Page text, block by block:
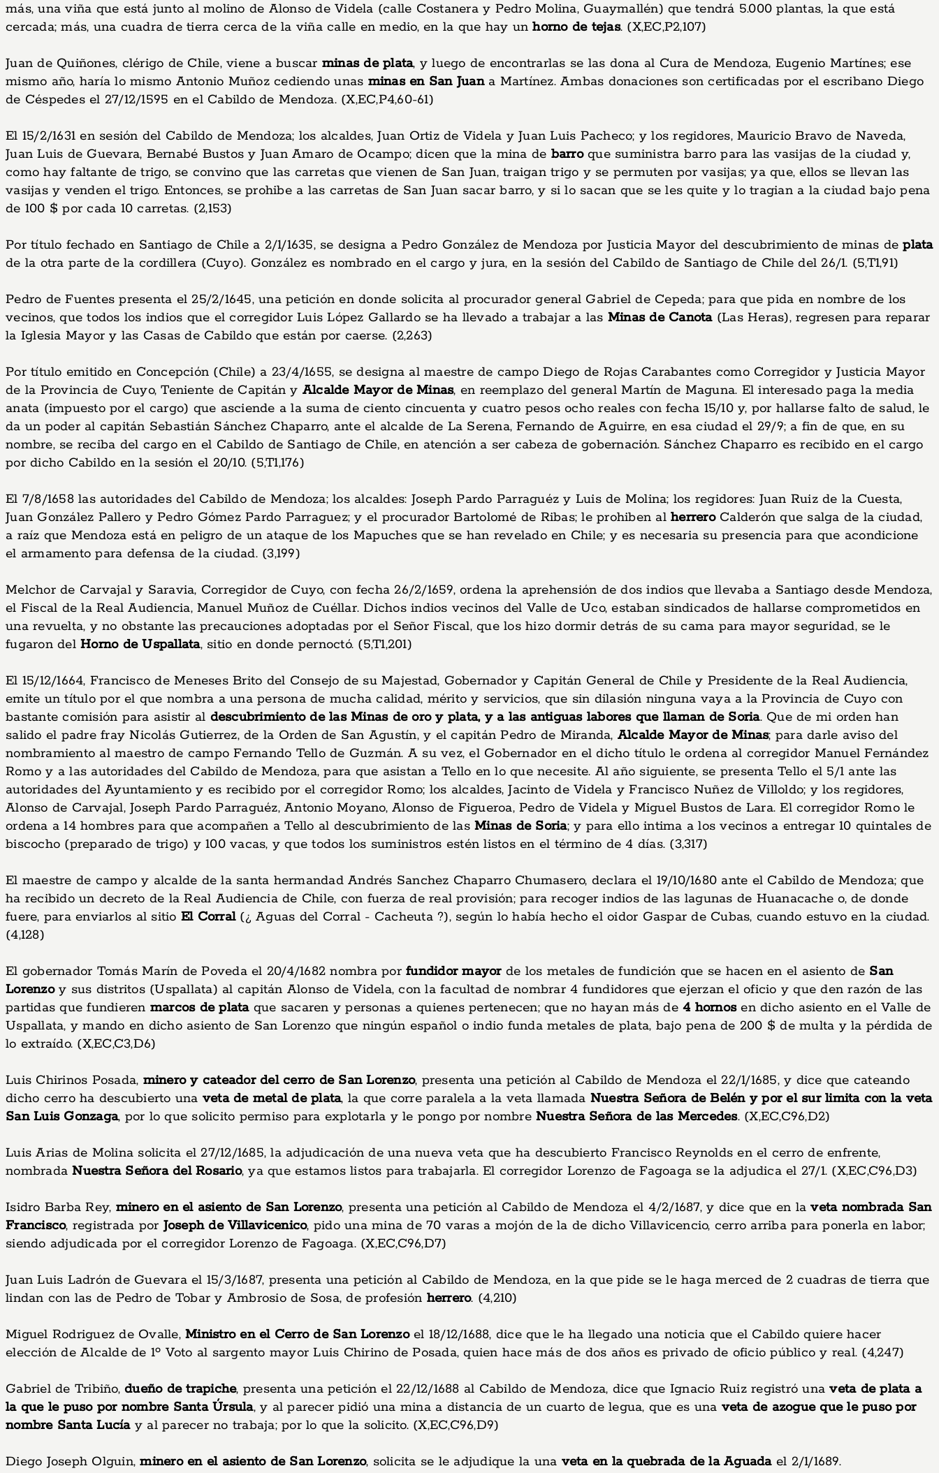
más, una viña que está junto al molino de Alonso de Videla (calle Costanera y Pedro Molina, Guaymallén) que tendrá 5.000 plantas, la que está
cercada; más, una cuadra de tierra cerca de la viña calle en medio, en la que hay unhorno de tejas. (X,EC,P2,107)
Juan de Quiñones, clérigo de Chile, viene a buscar minas de plata, y luego de encontrarlas se las dona al Cura de Mendoza, Eugenio Martínes; ese
mismo año, haría lo mismo Antonio Muñoz cediendo unas minas en San Juana Martínez. Ambas donaciones son certificadas por el escribano Diego
de Céspedes el 27/12/1595 en el Cabildo de Mendoza. (X,EC,P4,60-61)
El 15/2/1631 en sesión del Cabildo de Mendoza; los alcaldes, Juan Ortiz de Videla y Juan Luis Pacheco; y los regidores, Mauricio Bravo de Naveda,
Juan Luis de Guevara, Bernabé Bustos y Juan Amaro de Ocampo; dicen que la mina de barroque suministra barro para las vasijas de la ciudad y,
como hay faltante de trigo, se convino que las carretas que vienen de San Juan, traigan trigo y se permuten por vasijas; ya que, ellos se llevan las
vasijas y venden el trigo. Entonces, se prohibe a las carretas de San Juan sacar barro, y si lo sacan que se les quite y lo tragian a la ciudad bajo pena
de 100 $ por cada 10 carretas. (2,153)
Por título fechado en Santiago de Chile a 2/1/1635, se designa a Pedro González de Mendoza por Justicia Mayor del descubrimiento de minas deplata
de la otra parte de la cordillera (Cuyo). González es nombrado en el cargo y jura, en la sesión del Cabildo de Santiago de Chile del 26/1. (5,T1,91)
Pedro de Fuentes presenta el 25/2/1645, una petición en donde solicita al procurador general Gabriel de Cepeda; para que pida en nombre de los
vecinos, que todos los indios que el corregidor Luis López Gallardo se ha llevado a trabajar a las Minas de Canota(Las Heras), regresen para reparar
la Iglesia Mayor y las Casas de Cabildo que están por caerse. (2,263)
Por título emitido en Concepción (Chile) a 23/4/1655, se designa al maestre de campo Diego de Rojas Carabantes como Corregidor y Justicia Mayor
de la Provincia de Cuyo, Teniente de Capitán y Alcalde Mayor de Minas, en reemplazo del general Martín de Maguna. El interesado paga la media
anata (impuesto por el cargo) que asciende a la suma de ciento cincuenta y cuatro pesos ocho reales con fecha 15/10 y, por hallarse falto de salud, le
da un poder al capitán Sebastián Sánchez Chaparro, ante el alcalde de La Serena, Fernando de Aguirre, en esa ciudad el 29/9; a fin de que, en su
nombre, se reciba del cargo en el Cabildo de Santiago de Chile, en atención a ser cabeza de gobernación. Sánchez Chaparro es recibido en el cargo
por dicho Cabildo en la sesión el 20/10. (5,T1,176)
El 7/8/1658 las autoridades del Cabildo de Mendoza; los alcaldes: Joseph Pardo Parraguéz y Luis de Molina; los regidores: Juan Ruiz de la Cuesta,
Juan González Pallero y Pedro Gómez Pardo Parraguez; y el procurador Bartolomé de Ribas; le prohiben al herreroCalderón que salga de la ciudad,
a raíz que Mendoza está en peligro de un ataque de los Mapuches que se han revelado en Chile; y es necesaria su presencia para que acondicione
el armamento para defensa de la ciudad. (3,199)
Melchor de Carvajal y Saravia, Corregidor de Cuyo, con fecha 26/2/1659, ordena la aprehensión de dos indios que llevaba a Santiago desde Mendoza,
el Fiscal de la Real Audiencia, Manuel Muñoz de Cuéllar. Dichos indios vecinos del Valle de Uco, estaban sindicados de hallarse comprometidos en
una revuelta, y no obstante las precauciones adoptadas por el Señor Fiscal, que los hizo dormir detrás de su cama para mayor seguridad, se le
fugaron del Horno de Uspallata, sitio en donde pernoctó. (5,T1,201)
El 15/12/1664, Francisco de Meneses Brito del Consejo de su Majestad, Gobernador y Capitán General de Chile y Presidente de la Real Audiencia,
emite un título por el que nombra a una persona de mucha calidad, mérito y servicios, que sin dilasión ninguna vaya a la Provincia de Cuyo con
bastante comisión para asistir al descubrimiento de las Minas de oro y plata, y a las antiguas labores que llaman de Soria. Que de mi orden han
salido el padre fray Nicolás Gutierrez, de la Orden de San Agustín, y el capitán Pedro de Miranda, Alcalde Mayor de Minas; para darle aviso del
nombramiento al maestro de campo Fernando Tello de Guzmán. A su vez, el Gobernador en el dicho título le ordena al corregidor Manuel Fernández
Romo y a las autoridades del Cabildo de Mendoza, para que asistan a Tello en lo que necesite. Al año siguiente, se presenta Tello el 5/1 ante las
autoridades del Ayuntamiento y es recibido por el corregidor Romo; los alcaldes, Jacinto de Videla y Francisco Nuñez de Villoldo; y los regidores,
Alonso de Carvajal, Joseph Pardo Parraguéz, Antonio Moyano, Alonso de Figueroa, Pedro de Videla y Miguel Bustos de Lara. El corregidor Romo le
ordena a 14 hombres para que acompañen a Tello al descubrimiento de las Minas de Soria; y para ello intima a los vecinos a entregar 10 quintales de
biscocho (preparado de trigo) y 100 vacas, y que todos los suministros estén listos en el término de 4 días. (3,317)
El maestre de campo y alcalde de la santa hermandad Andrés Sanchez Chaparro Chumasero, declara el 19/10/1680 ante el Cabildo de Mendoza; que
ha recibido un decreto de la Real Audiencia de Chile, con fuerza de real provisión; para recoger indios de las lagunas de Huanacache o, de donde
fuere, para enviarlos al sitio El Corral(¿ Aguas del Corral - Cacheuta ?), según lo había hecho el oidor Gaspar de Cubas, cuando estuvo en la ciudad.
(4,128)
El gobernador Tomás Marín de Poveda el 20/4/1682 nombra por fundidor mayorde los metales de fundición que se hacen en el asiento de San
Lorenzoy sus distritos (Uspallata) al capitán Alonso de Videla, con la facultad de nombrar 4 fundidores que ejerzan el oficio y que den razón de las
partidas que fundieren marcos de plataque sacaren y personas a quienes pertenecen; que no hayan más de 4 hornosen dicho asiento en el Valle de
Uspallata, y mando en dicho asiento de San Lorenzo que ningún español o indio funda metales de plata, bajo pena de 200 $ de multa y la pérdida de
lo extraído. (X,EC,C3,D6)
Luis Chirinos Posada, minero y cateador del cerro de San Lorenzo, presenta una petición al Cabildo de Mendoza el 22/1/1685, y dice que cateando
dicho cerro ha descubierto una veta de metal de plata, la que corre paralela a la veta llamada Nuestra Señora de Belén y por el sur limita con la veta
San Luis Gonzaga, por lo que solicito permiso para explotarla y le pongo por nombre Nuestra Señora de las Mercedes. (X,EC,C96,D2)
Luis Arias de Molina solicita el 27/12/1685, la adjudicación de una nueva veta que ha descubierto Francisco Reynolds en el cerro de enfrente,
nombradaNuestra Señora del Rosario, ya que estamos listos para trabajarla. El corregidor Lorenzo de Fagoaga se la adjudica el 27/1. (X,EC,C96,D3)
Isidro Barba Rey, minero en el asiento de San Lorenzo, presenta una petición al Cabildo de Mendoza el 4/2/1687, y dice que en laveta nombrada San
Francisco, registrada porJoseph de Villavicenico, pido una mina de 70 varas a mojón de la de dicho Villavicencio, cerro arriba para ponerla en labor;
siendo adjudicada por el corregidor Lorenzo de Fagoaga. (X,EC,C96,D7)
Juan Luis Ladrón de Guevara el 15/3/1687, presenta una petición al Cabildo de Mendoza, en la que pide se le haga merced de 2 cuadras de tierra que
lindan con las de Pedro de Tobar y Ambrosio de Sosa, de profesión herrero. (4,210)
Miguel Rodriguez de Ovalle, Ministro en el Cerro de San Lorenzoel 18/12/1688, dice que le ha llegado una noticia que el Cabildo quiere hacer
elección de Alcalde de 1º Voto al sargento mayor Luis Chirino de Posada, quien hace más de dos años es privado de oficio público y real. (4,247)
Gabriel de Tribiño, dueño de trapiche, presenta una petición el 22/12/1688 al Cabildo de Mendoza, dice que Ignacio Ruiz registró unaveta de plata a
la que le puso por nombre Santa Úrsula, y al parecer pidió una mina a distancia de un cuarto de legua, que es una veta de azogue que le puso por
nombre Santa Lucíay al parecer no trabaja; por lo que la solicito. (X,EC,C96,D9)
Diego Joseph Olguin,minero en el asiento de San Lorenzo, solicita se le adjudique la una veta en la quebrada de la Aguadael 2/1/1689.